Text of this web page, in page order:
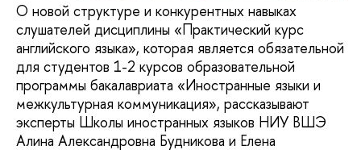
О новой структуре и конкурентных навыках
слушателей дисциплины «Практический курс
английского языка», которая является обязательной
для студентов 1-2 курсов образовательной
программы бакалавриата «Иностранные языки и
межкультурная коммуникация», рассказывают
эксперты Школы иностранных языков НИУ ВШЭ
Алина Александровна Будникова и Елена